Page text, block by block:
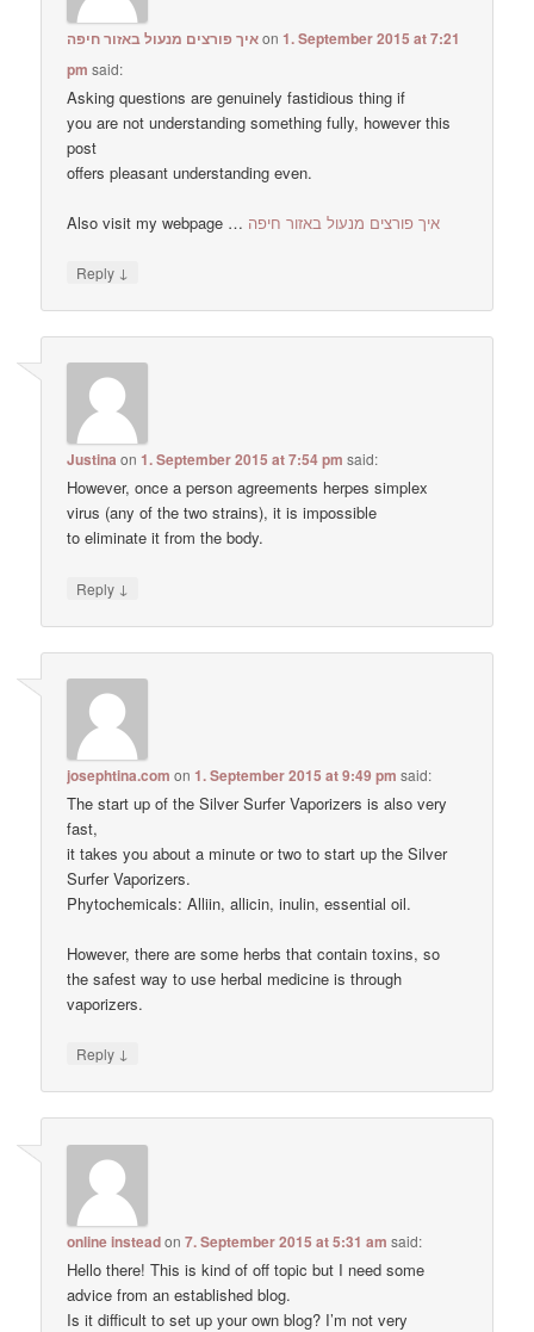
איך פורצים מנעול באזור חיפהon1. September 2015 at 7:21
pm said:
Asking questions are genuinely fastidious thing if
you are not understanding something fully, however this
post
offers pleasant understanding even.
Also visit my webpage … איך פורצים מנעול באזור חיפה
Reply ↓
Justina on1. September 2015 at 7:54 pm said:
However, once a person agreements herpes simplex
virus (any of the two strains), it is impossible
to eliminate it from the body.
Reply ↓
josephtina.com on1. September 2015 at 9:49 pm said:
The start up of the Silver Surfer Vaporizers is also very
fast,
it takes you about a minute or two to start up the Silver
Surfer Vaporizers.
Phytochemicals: Alliin, allicin, inulin, essential oil.
However, there are some herbs that contain toxins, so
the safest way to use herbal medicine is through
vaporizers.
Reply ↓
online insteadon7. September 2015 at 5:31 am said:
Hello there! This is kind of off topic but I need some
advice from an established blog.
Is it difficult to set up your own blog? I’m not very